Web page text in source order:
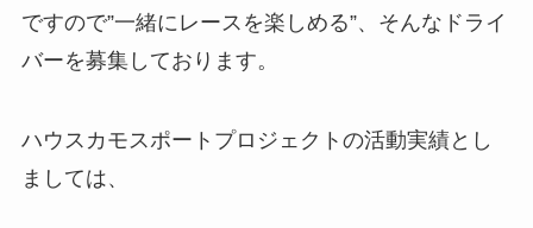
ですので”一緒にレースを楽しめる”、そんなドライ
バーを募集しております。
ハウスカモスポートプロジェクトの活動実績とし
ましては、